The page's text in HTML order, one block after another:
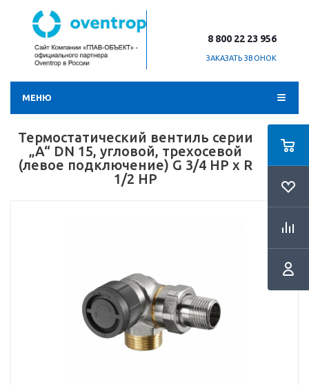
8 800 22 23 956
ЗАКАЗАТЬ ЗВОНОК
МЕНЮ
Термостатический вентиль серии
„A“ DN 15, угловой, трехосевой
(левое подключение) G 3/4 НР х R
1/2 НР